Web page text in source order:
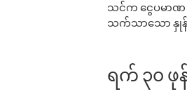
သင်က ငွေပမာ
သက်သာသော နှုန်း
ရက် ၃၀ ဖု